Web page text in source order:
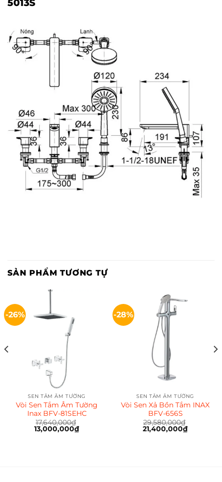
5013S
SẢN PHẨM TƯƠNG TỰ
-26%
SEN TẮM ÂM TƯỜNG
Vòi Sen Tắm Âm Tường
Inax BFV-81SEHC
17,640,000₫
Giá
gốc
13,000,000₫
-28%
SEN TẮM ÂM TƯỜNG
Vòi Sen Xả Bồn Tắm INAX
BFV-656S
29,580,000₫
Giá
gốc
21,400,000₫